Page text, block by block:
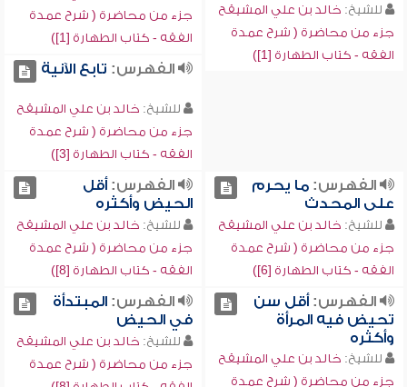
للشيخ: خالد بن علي المشيقح
جزء من محاضرة ( شرح عمدة
الفقه - كتاب الطهارة [1])
جزء من محاضرة ( شرح عمدة
الفقه - كتاب الطهارة [1])
الفهرس: تابع الآنية
للشيخ: خالد بن علي المشيقح
جزء من محاضرة ( شرح عمدة
الفقه - كتاب الطهارة [3])
الفهرس:ما يحرم
على المحدث
للشيخ: خالد بن علي المشيقح
جزء من محاضرة ( شرح عمدة
الفقه - كتاب الطهارة [6])
الفهرس:أقل
الحيض وأكثره
للشيخ: خالد بن علي المشيقح
جزء من محاضرة ( شرح عمدة
الفقه - كتاب الطهارة [8])
الفهرس:أقل سن
تحيض فيه المرأة
وأكثره
للشيخ: خالد بن علي المشيقح
جزء من محاضرة ( شرح عمدة
الفهرس:المبتدأة
في الحيض
للشيخ: خالد بن علي المشيقح
جزء من محاضرة ( شرح عمدة